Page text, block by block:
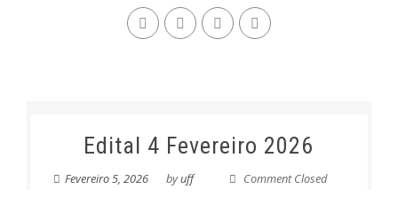
Edital 4 Fevereiro 2026
Fevereiro 5, 2026 byuff Comment Closed